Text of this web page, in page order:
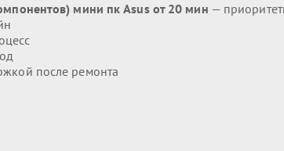
мини пк Asus от 20 мин —
после ремонта